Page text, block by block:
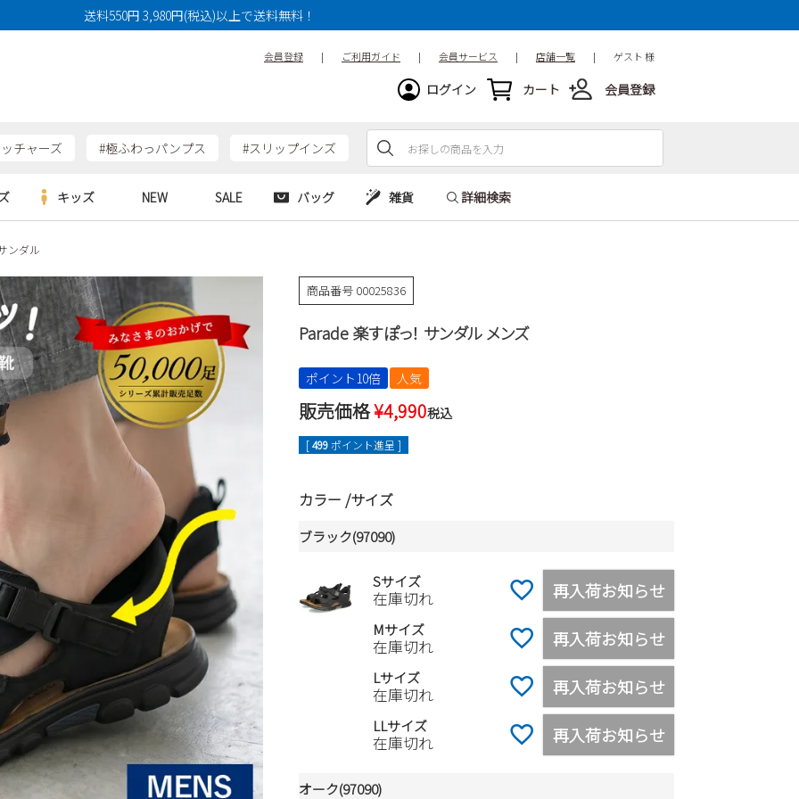
送料550円 3,980円(税込)以上で送料無料！
会員登録 | ご利用ガイド | 会員サービス | 店舗一覧 | ゲスト 様
ログイン カート 会員登録
チャーズ #極ふわっパンプス #スリップインズ
ルシューズ
ューズ
SKECHERS
moz
new balance
puma
カジュアルシューズ
ワークシューズ
ブーツ
ウェア
GAP
EDWIN
new balance
キッズ NEW SALE バッグ
ッグ
ーバッグ
雑貨 詳細検索
ンダル
商品番号 00025836
Parade 楽すぽっ！ サンダル メンズ
ポイント10倍 人気
販売価格¥4,990税込
[499ポイント進呈 ]
カラー サイズ
ブラック(97090)
Sサイズ
在庫切れ 再入荷お知らせ
Mサイズ
在庫切れ 再入荷お知らせ
Lサイズ
在庫切れ 再入荷お知らせ
LLサイズ
在庫切れ 再入荷お知らせ
オーク(97090)